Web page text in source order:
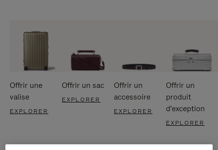
Offrir une
valise
EXPLORER
Offrir un sac
EXPLORER
Offrir un
accessoire
EXPLORER
Offrir un
produit
d'exception
EXPLORER